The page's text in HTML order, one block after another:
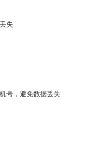
失
号，避免数据丢失